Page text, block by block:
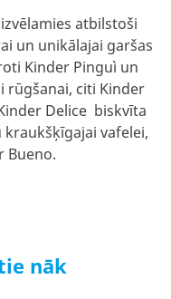
atbilstoši
un unikālajai garšas
Kinder Pinguì un
rūgšanai, citi Kinder
Delice biskvīta
vafelei,
Bueno.
nāk